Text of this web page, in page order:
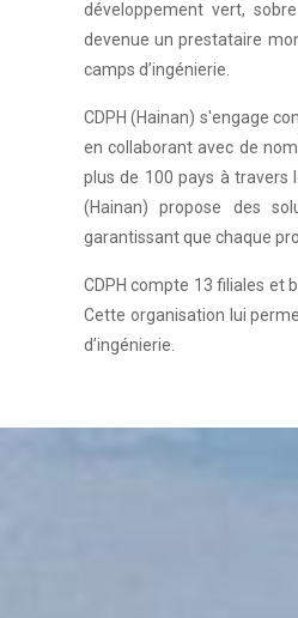
développement vert,
devenue un prestataire
camps d’ingénierie.
CDPH (Hainan) s'engage
en collaborant avec de
plus de 100 pays à travers
(Hainan) propose des
garantissant que chaque
CDPH compte 13 filiales et
Cette organisation lui
d’ingénierie.